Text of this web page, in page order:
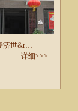
济世&r…
详细>>>